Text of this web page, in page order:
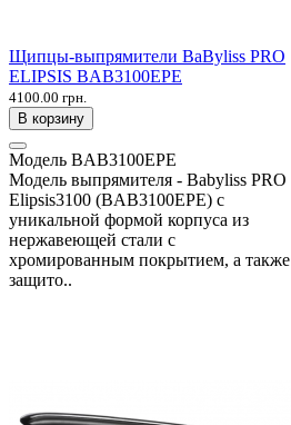
Щипцы-выпрямители BaByliss PRO
ELIPSIS BAB3100EPE
4100.00 грн.
В корзину
Модель BAB3100EPE
Модель выпрямителя - Babyliss PRO
Elipsis3100 (BAB3100EPE) с
уникальной формой корпуса из
нержавеющей стали с
хромированным покрытием, а также
защито..